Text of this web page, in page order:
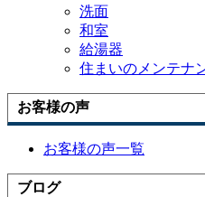
洗面
和室
給湯器
住まいのメンテナ
お客様の声
お客様の声一覧
ブログ